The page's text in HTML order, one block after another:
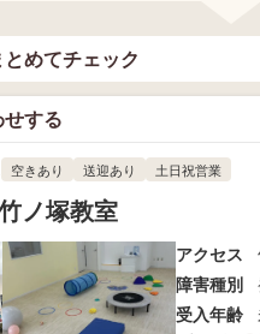
めてチェック
する
空きあり 送迎あり 土日祝営業
ノ塚教室
アクセス
障害種別
受入年齢